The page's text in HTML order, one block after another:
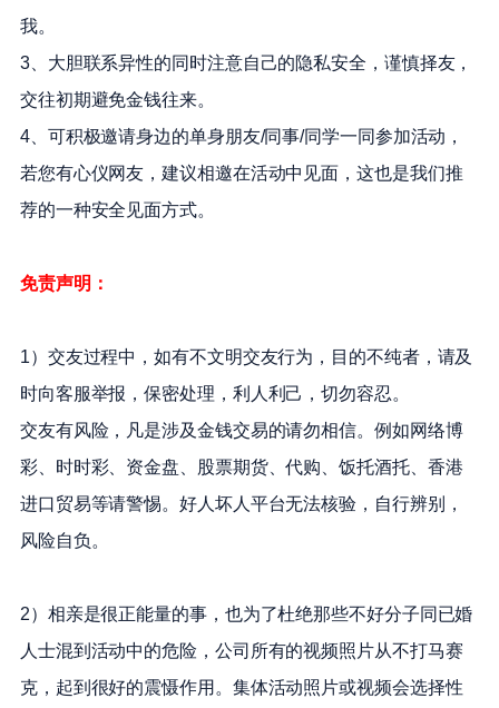
我。
3、大胆联系异性的同时注意自己的隐私安全，谨慎择友，
交往初期避免金钱往来。
4、可积极邀请身边的单身朋友/同事/同学一同参加活动，
若您有心仪网友，建议相邀在活动中见面，这也是我们推
荐的一种安全见面方式。
免责声明：
1）交友过程中，如有不文明交友行为，目的不纯者，请及
时向客服举报，保密处理，利人利己，切勿容忍。
交友有风险，凡是涉及金钱交易的请勿相信。例如网络博
彩、时时彩、资金盘、股票期货、代购、饭托酒托、香港
进口贸易等请警惕。好人坏人平台无法核验，自行辨别，
风险自负。
2）相亲是很正能量的事，也为了杜绝那些不好分子同已婚
人士混到活动中的危险，公司所有的视频照片从不打马赛
克，起到很好的震慑作用。集体活动照片或视频会选择性